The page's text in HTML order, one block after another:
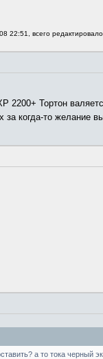
22:51, всего
2200+ Тортон
когда-то желание
а то тока черный